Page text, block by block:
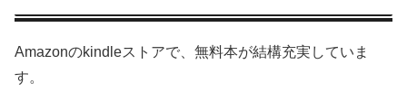
Amazonのkindleストアで、無料本が結構充実していま
す。